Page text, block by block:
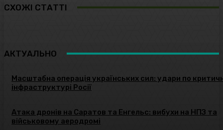
СХОЖІ СТАТТІ
АКТУАЛЬНО
Масштабна операція українських сил: удари по
інфраструктурі Росії
Атака дронів на Саратов та Енгельс: вибухи на НПЗ та
військовому аеродромі